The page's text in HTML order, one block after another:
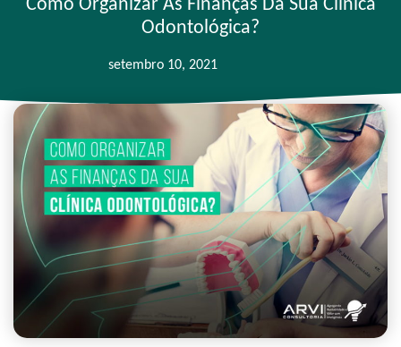
Como Organizar As Finanças Da Sua Clínica
Odontológica?
setembro 10, 2021